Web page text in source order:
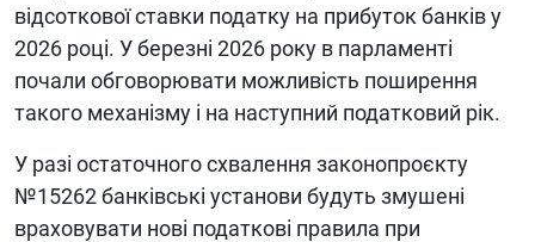
відсоткової ставки податку на прибуток банків у
2026 році. У березні 2026 року в парламенті
почали обговорювати можливість поширення
такого механізму і на наступний податковий рік.
У разі остаточного схвалення законопроєкту
№15262 банківські установи будуть змушені
враховувати нові податкові правила при